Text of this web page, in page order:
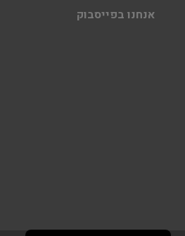
אנחנו בפייסבוק